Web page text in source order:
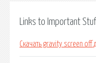
Links to Important
Скачать gravity screen off